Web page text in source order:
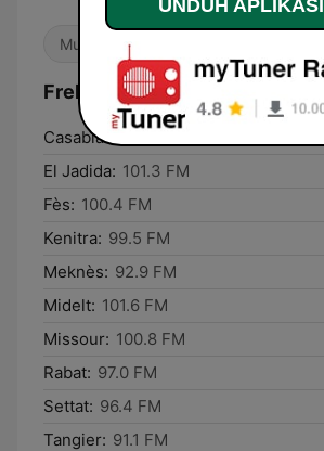
Musik Arab
Casablanca:
El Jadida: 101.3 FM
Fès: 100.4 FM
Kenitra: 99.5 FM
Meknès: 92.9 FM
Midelt: 101.6 FM
Missour: 100.8 FM
Rabat: 97.0 FM
Settat: 96.4 FM
Tangier: 91.1 FM
UNDUH APLIKASI